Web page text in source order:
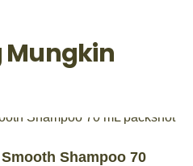
Mungkin
Shampoo 70